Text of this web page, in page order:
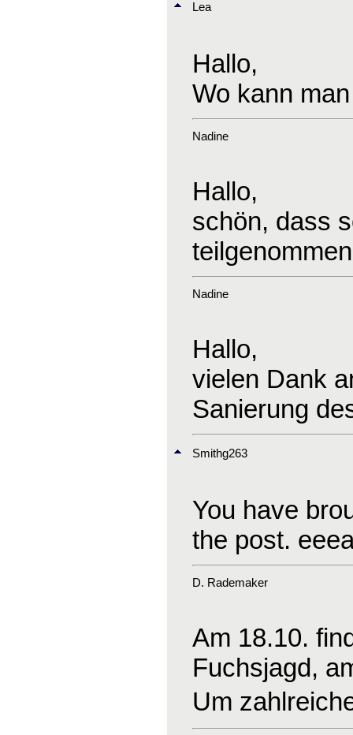
Lea
Hallo,
Wo kann
Nadine
Hallo,
schön, dass
Nadine
Hallo,
vielen Dank
Sanierung
Smithg263
You have
the post.
D. Rademaker
Am 18.10.
Fuchsjagd,
Um